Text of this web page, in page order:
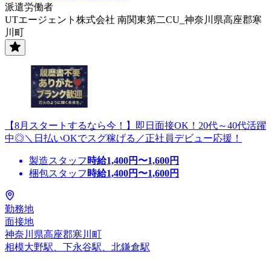
派遣労働者
UTエージェント株式会社 南関東第二CU_神奈川県高座郡寒
川町
【8月スタートするなら今！】即日面接OK！20代～40代活躍
中◎＼日払いOKでスグ稼げる／正社員デビュー応援！
製造スタッフ 時給1,400円〜1,600円
梱包スタッフ 時給1,400円〜1,600円
勤務地
面接地
神奈川県高座郡寒川町
相模大野駅、下永谷駅、北鎌倉駅